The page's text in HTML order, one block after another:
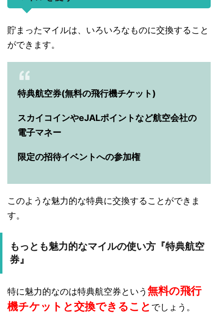
貯まったマイルは、いろいろなものに交換すること
ができます。
特典航空券(無料の飛行機チケット)
スカイコインやeJALポイントなど航空会社の
電子マネー
限定の招待イベントへの参加権
このような魅力的な特典に交換することができま
す。
もっとも魅力的なマイルの使い方『特典航空
券』
特に魅力的なのは特典航空券という無料の飛行
機チケットと交換できること でしょう。